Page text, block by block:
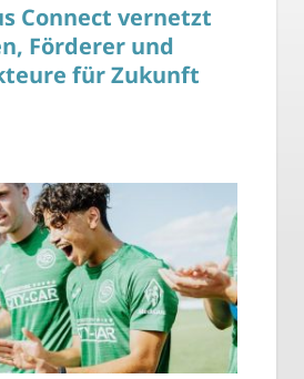
Connect vernetzt
Förderer und
für Zukunft